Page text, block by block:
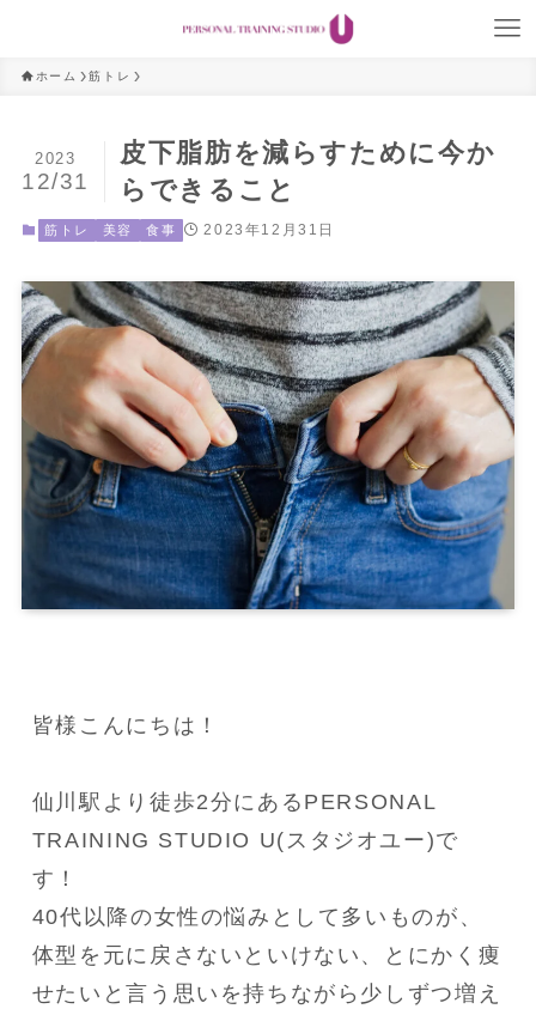
ホーム 筋トレ
皮下脂肪を減らすために今か
らできること
2023
12/31
筋トレ 美容 食事 2023年12月31日
皆様こんにちは！
仙川駅より徒歩2分にあるPERSONAL
TRAINING STUDIO U(スタジオユー)で
す！
40代以降の女性の悩みとして多いものが、
体型を元に戻さないといけない、とにかく痩
せたいと言う思いを持ちながら少しずつ増え